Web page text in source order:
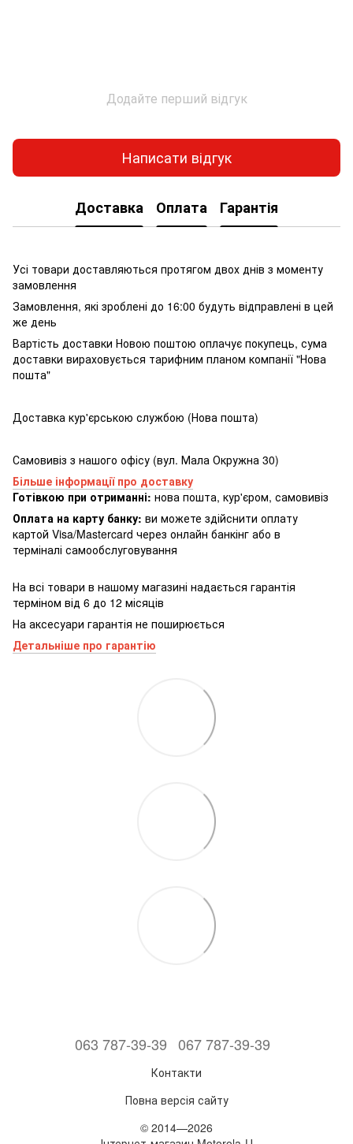
Додайте перший відгук
Написати відгук
Доставка Оплата Гарантія
Усі товари доставляються протягом двох днів з моменту
замовлення
Замовлення, які зроблені до 16:00 будуть відправлені в цей
же день
Вартість доставки Новою поштою оплачує покупець, сума
доставки вираховується тарифним планом компанії "Нова
пошта"
Доставка кур'єрською службою (Нова пошта)
Самовивіз з нашого офісу (вул. Мала Окружна 30)
Більше інформації про доставку
Готівкою при отриманні: нова пошта, кур'єром, самовивіз
Оплата на карту банку: ви можете здійснити оплату
картой Visa/Mastercard через онлайн банкінг або в
терміналі самообслуговування
На всі товари в нашому магазині надається гарантія
терміном від 6 до 12 місяців
На аксесуари гарантія не поширюється
Детальніше про гарантію
063 787-39-39 067 787-39-39
Контакти
Повна версія сайту
© 2014—2026